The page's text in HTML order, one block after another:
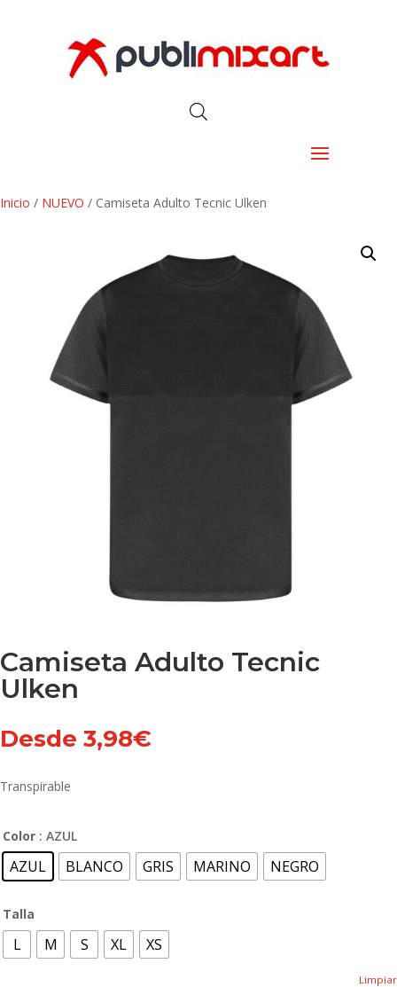
Inicio / NUEVO / Camiseta Adulto Tecnic Ulken
Camiseta Adulto Tecnic
Ulken
Desde 3,98€
Transpirable
Color : AZUL
AZUL BLANCO GRIS MARINO NEGRO
Talla
L M S XL XS
Limpiar